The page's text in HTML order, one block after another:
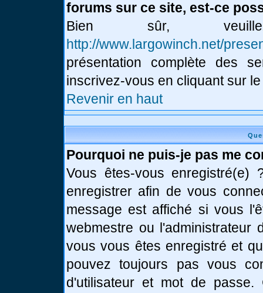
forums sur ce site, est-ce
Bien sûr,
http://www.largowinch.net/
présentation complète des
inscrivez-vous en cliquant sur
Revenir en haut
Pourquoi ne puis-je pas me
Vous êtes-vous enregistré(e)
enregistrer afin de vous
message est affiché si vous
webmestre ou l'administrateur
vous vous êtes enregistré et
pouvez toujours pas vous
d'utilisateur et mot de